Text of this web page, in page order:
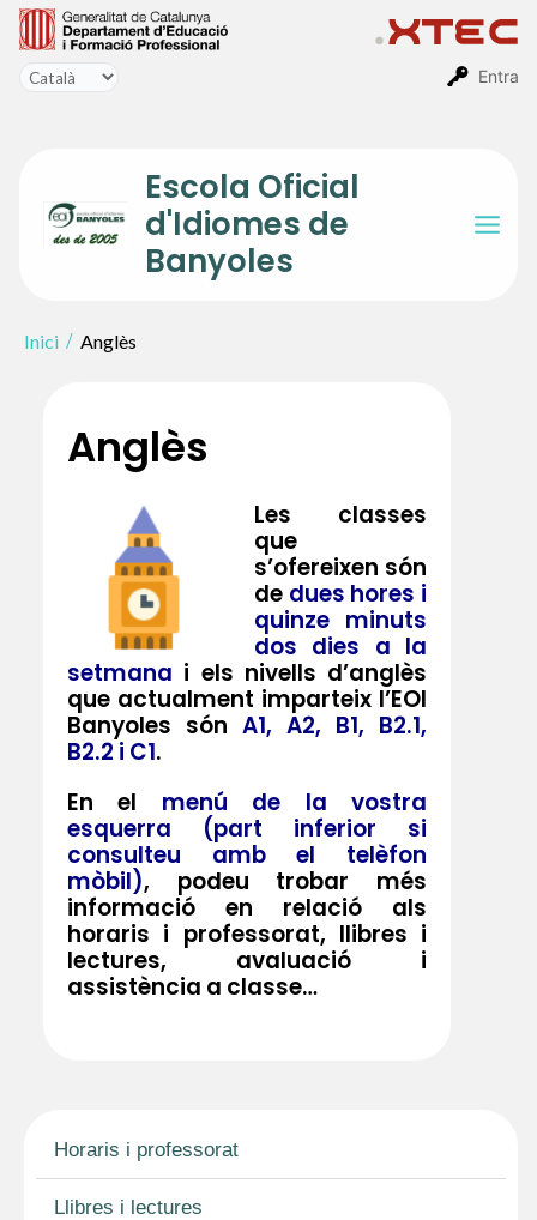
Entra
Vés
contingut
Escola Oficial
d'Idiomes de
Banyoles
Inici Anglès
Horaris i professorat
Llibres i lectures
Anglès
Les classes
que
s’ofereixen són
de dues hores i
quinze minuts
dos dies a la
setmana i els nivells d’anglès
que actualment imparteix l’EOI
Banyoles són A1, A2, B1, B2.1,
B2.2 i C1.
En el menú de la vostra
esquerra (part inferior si
consulteu amb el telèfon
mòbil), podeu trobar més
informació en relació als
horaris i professorat, llibres i
lectures, avaluació i
assistència a classe…